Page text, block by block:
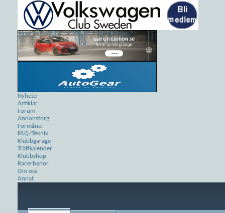
Nyheter
Artiklar
Forum
Annonstorg
Förmåner
FAQ/Teknik
Klubbgarage
Träffkalender
Klubbshop
Racerbanor
Om oss
Annat